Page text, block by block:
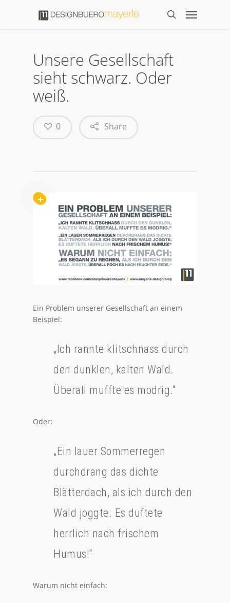
Unsere Gesellschaft
sieht schwarz. Oder
weiß.
Share
0
Ein Problem unserer Gesellschaft an einem
Beispiel:
„Ich rannte klitschnass durch
den dunklen, kalten Wald.
Überall muffte es modrig.“
Oder:
„Ein lauer Sommerregen
durchdrang das dichte
Blätterdach, als ich durch den
Wald joggte. Es duftete
herrlich nach frischem
Humus!“
Warum nicht einfach: